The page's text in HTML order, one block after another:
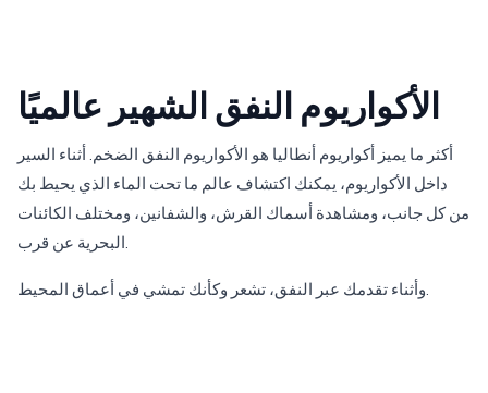
الأكواريوم النفق الشهير عالميًا
أكثر ما يميز أكواريوم أنطاليا هو الأكواريوم النفق الضخم. أثناء السير
داخل الأكواريوم، يمكنك اكتشاف عالم ما تحت الماء الذي يحيط بك
من كل جانب، ومشاهدة أسماك القرش، والشفانين، ومختلف الكائنات
البحرية عن قرب.
وأثناء تقدمك عبر النفق، تشعر وكأنك تمشي في أعماق المحيط.